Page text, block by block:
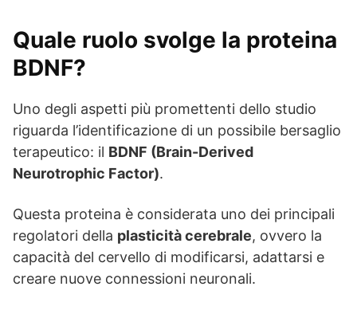
Quale ruolo svolge la proteina
BDNF?
Uno degli aspetti più promettenti dello studio
riguarda l’identificazione di un possibile bersaglio
terapeutico: il BDNF (Brain-Derived
Neurotrophic Factor).
Questa proteina è considerata uno dei principali
regolatori della plasticità cerebrale, ovvero la
capacità del cervello di modificarsi, adattarsi e
creare nuove connessioni neuronali.